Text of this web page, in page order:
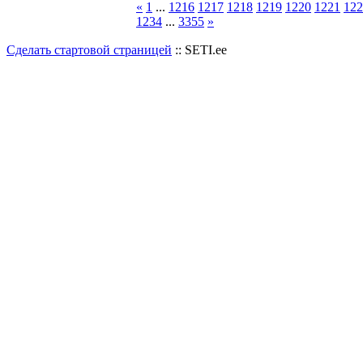
« 1 ... 1216 1217 1218 1219 1220 1221
1234 ... 3355 »
Сделать стартовой страницей :: SETI.ee